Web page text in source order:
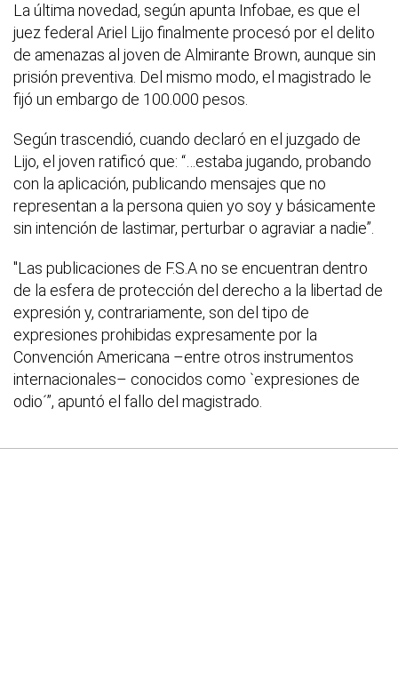
La última novedad, según apunta Infobae, es que el
juez federal Ariel Lijo finalmente procesó por el delito
de amenazas al joven de Almirante Brown, aunque sin
prisión preventiva. Del mismo modo, el magistrado le
fijó un embargo de 100.000 pesos.
Según trascendió, cuando declaró en el juzgado de
Lijo, el joven ratificó que: “…estaba jugando, probando
con la aplicación, publicando mensajes que no
representan a la persona quien yo soy y básicamente
sin intención de lastimar, perturbar o agraviar a nadie”.
"Las publicaciones de F.S.A no se encuentran dentro
de la esfera de protección del derecho a la libertad de
expresión y, contrariamente, son del tipo de
expresiones prohibidas expresamente por la
Convención Americana –entre otros instrumentos
internacionales– conocidos como `expresiones de
odio´”, apuntó el fallo del magistrado.